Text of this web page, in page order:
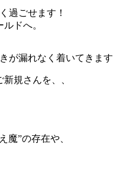
過ごせます！
ドへ。
が漏れなく着いてきます
規さんを、、
魔”の存在や、